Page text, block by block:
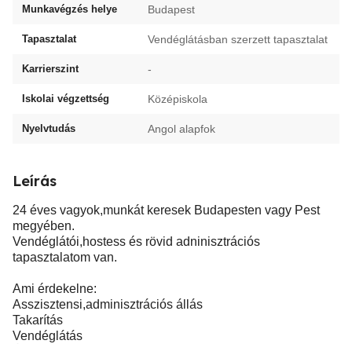
Munkavégzés helye Budapest
Tapasztalat Vendéglátásban szerzett tapasztalat
Karrierszint -
Iskolai végzettség Középiskola
Nyelvtudás Angol alapfok
Leírás
24 éves vagyok,munkát keresek Budapesten vagy Pest
megyében.
Vendéglátói,hostess és rövid adninisztrációs
tapasztalatom van.
Ami érdekelne:
Asszisztensi,adminisztrációs állás
Takarítás
Vendéglátás